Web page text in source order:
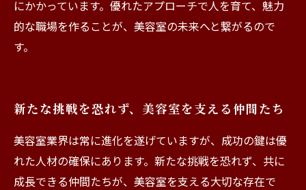
にかかっています。優れたアプローチで人を育て、魅力
的な職場を作ることが、美容室の未来へと繋がるので
す。
新たな挑戦を恐れず、美容室を支える仲間たち
美容室業界は常に進化を遂げていますが、成功の鍵は優
れた人材の確保にあります。新たな挑戦を恐れず、共に
成長できる仲間たちが、美容室を支える大切な存在で